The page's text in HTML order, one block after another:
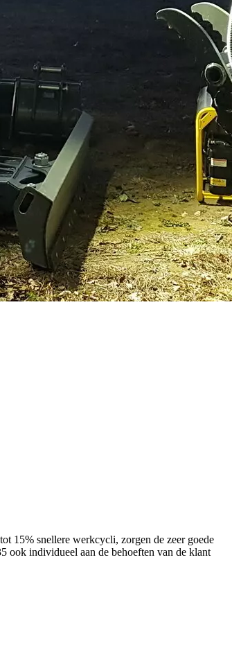
15% snellere werkcycli, zorgen de zeer goede
ook individueel aan de behoeften van de klant